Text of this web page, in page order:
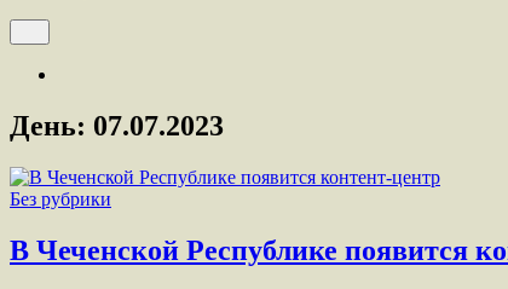
День: 07.07.2023
Без рубрики
В Чеченской Республике появится